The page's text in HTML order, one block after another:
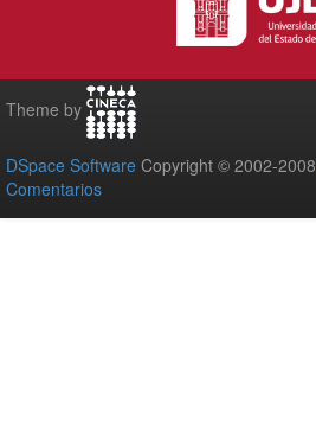
Theme by
DSpace Software Copyright © 2002-2008
Comentarios